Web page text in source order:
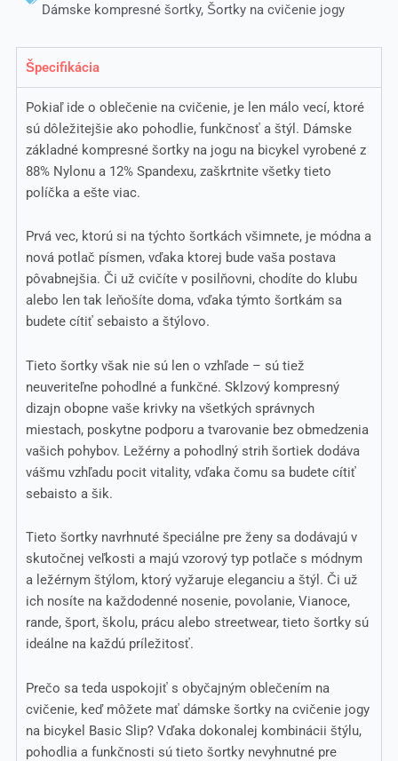
Dámske kompresné šortky, Šortky na cvičenie jogy
Špecifikácia
Pokiaľ ide o oblečenie na cvičenie, je len málo vecí, ktoré
sú dôležitejšie ako pohodlie, funkčnosť a štýl. Dámske
základné kompresné šortky na jogu na bicykel vyrobené z
88% Nylonu a 12% Spandexu, zaškrtnite všetky tieto
políčka a ešte viac.
Prvá vec, ktorú si na týchto šortkách všimnete, je módna a
nová potlač písmen, vďaka ktorej bude vaša postava
pôvabnejšia. Či už cvičíte v posilňovni, chodíte do klubu
alebo len tak leňošíte doma, vďaka týmto šortkám sa
budete cítiť sebaisto a štýlovo.
Tieto šortky však nie sú len o vzhľade – sú tiež
neuveriteľne pohodlné a funkčné. Sklzový kompresný
dizajn obopne vaše krivky na všetkých správnych
miestach, poskytne podporu a tvarovanie bez obmedzenia
vašich pohybov. Ležérny a pohodlný strih šortiek dodáva
vášmu vzhľadu pocit vitality, vďaka čomu sa budete cítiť
sebaisto a šik.
Tieto šortky navrhnuté špeciálne pre ženy sa dodávajú v
skutočnej veľkosti a majú vzorový typ potlače s módnym
a ležérnym štýlom, ktorý vyžaruje eleganciu a štýl. Či už
ich nosíte na každodenné nosenie, povolanie, Vianoce,
rande, šport, školu, prácu alebo streetwear, tieto šortky sú
ideálne na každú príležitosť.
Prečo sa teda uspokojiť s obyčajným oblečením na
cvičenie, keď môžete mať dámske šortky na cvičenie jogy
na bicykel Basic Slip? Vďaka dokonalej kombinácii štýlu,
pohodlia a funkčnosti sú tieto šortky nevyhnutné pre